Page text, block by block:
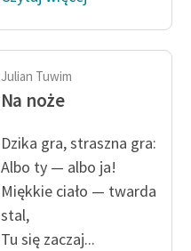
Julian Tuwim
Na noże
Dzika gra, straszna gra:
Albo ty — albo ja!
Miękkie ciało — twarda
stal,
Tu się zaczaj...